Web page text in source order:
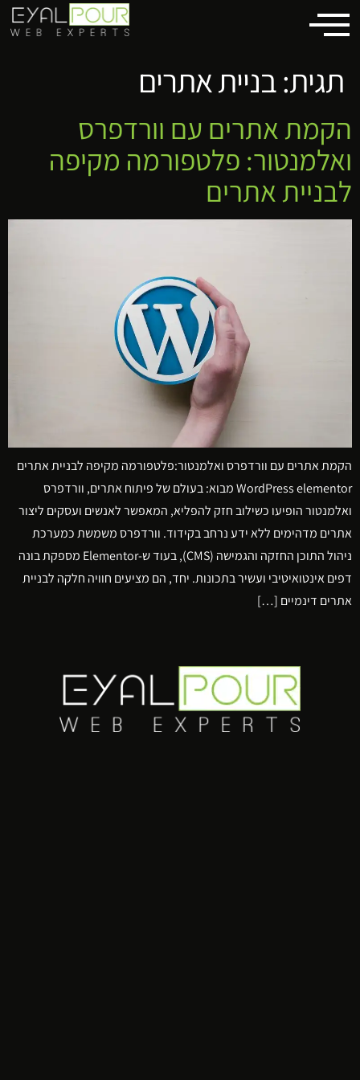
לתוכן
תגית:בניית אתרים
הקמת אתרים עם וורדפרס
ואלמנטור: פלטפורמה מקיפה
לבניית אתרים
הקמת אתרים עם וורדפרס ואלמנטור:פלטפורמה מקיפה לבניית אתרים
WordPress elementor מבוא: בעולם של פיתוח אתרים, וורדפרס
ואלמנטור הופיעו כשילוב חזק להפליא, המאפשר לאנשים ועסקים ליצור
אתרים מדהימים ללא ידע נרחב בקידוד. וורדפרס משמשת כמערכת
ניהול התוכן החזקה והגמישה (CMS), בעוד ש-Elementor מספקת בונה
דפים אינטואיטיבי ועשיר בתכונות. יחד, הם מציעים חוויה חלקה לבניית
אתרים דינמיים […]